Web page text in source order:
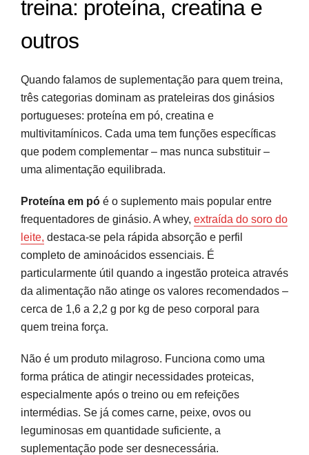
treina: proteína, creatina e
outros
Quando falamos de suplementação para quem treina,
três categorias dominam as prateleiras dos ginásios
portugueses: proteína em pó, creatina e
multivitamínicos. Cada uma tem funções específicas
que podem complementar – mas nunca substituir –
uma alimentação equilibrada.
Proteína em pó é o suplemento mais popular entre
frequentadores de ginásio. A whey, extraída do soro do
leite, destaca-se pela rápida absorção e perfil
completo de aminoácidos essenciais. É
particularmente útil quando a ingestão proteica através
da alimentação não atinge os valores recomendados –
cerca de 1,6 a 2,2 g por kg de peso corporal para
quem treina força.
Não é um produto milagroso. Funciona como uma
forma prática de atingir necessidades proteicas,
especialmente após o treino ou em refeições
intermédias. Se já comes carne, peixe, ovos ou
leguminosas em quantidade suficiente, a
suplementação pode ser desnecessária.